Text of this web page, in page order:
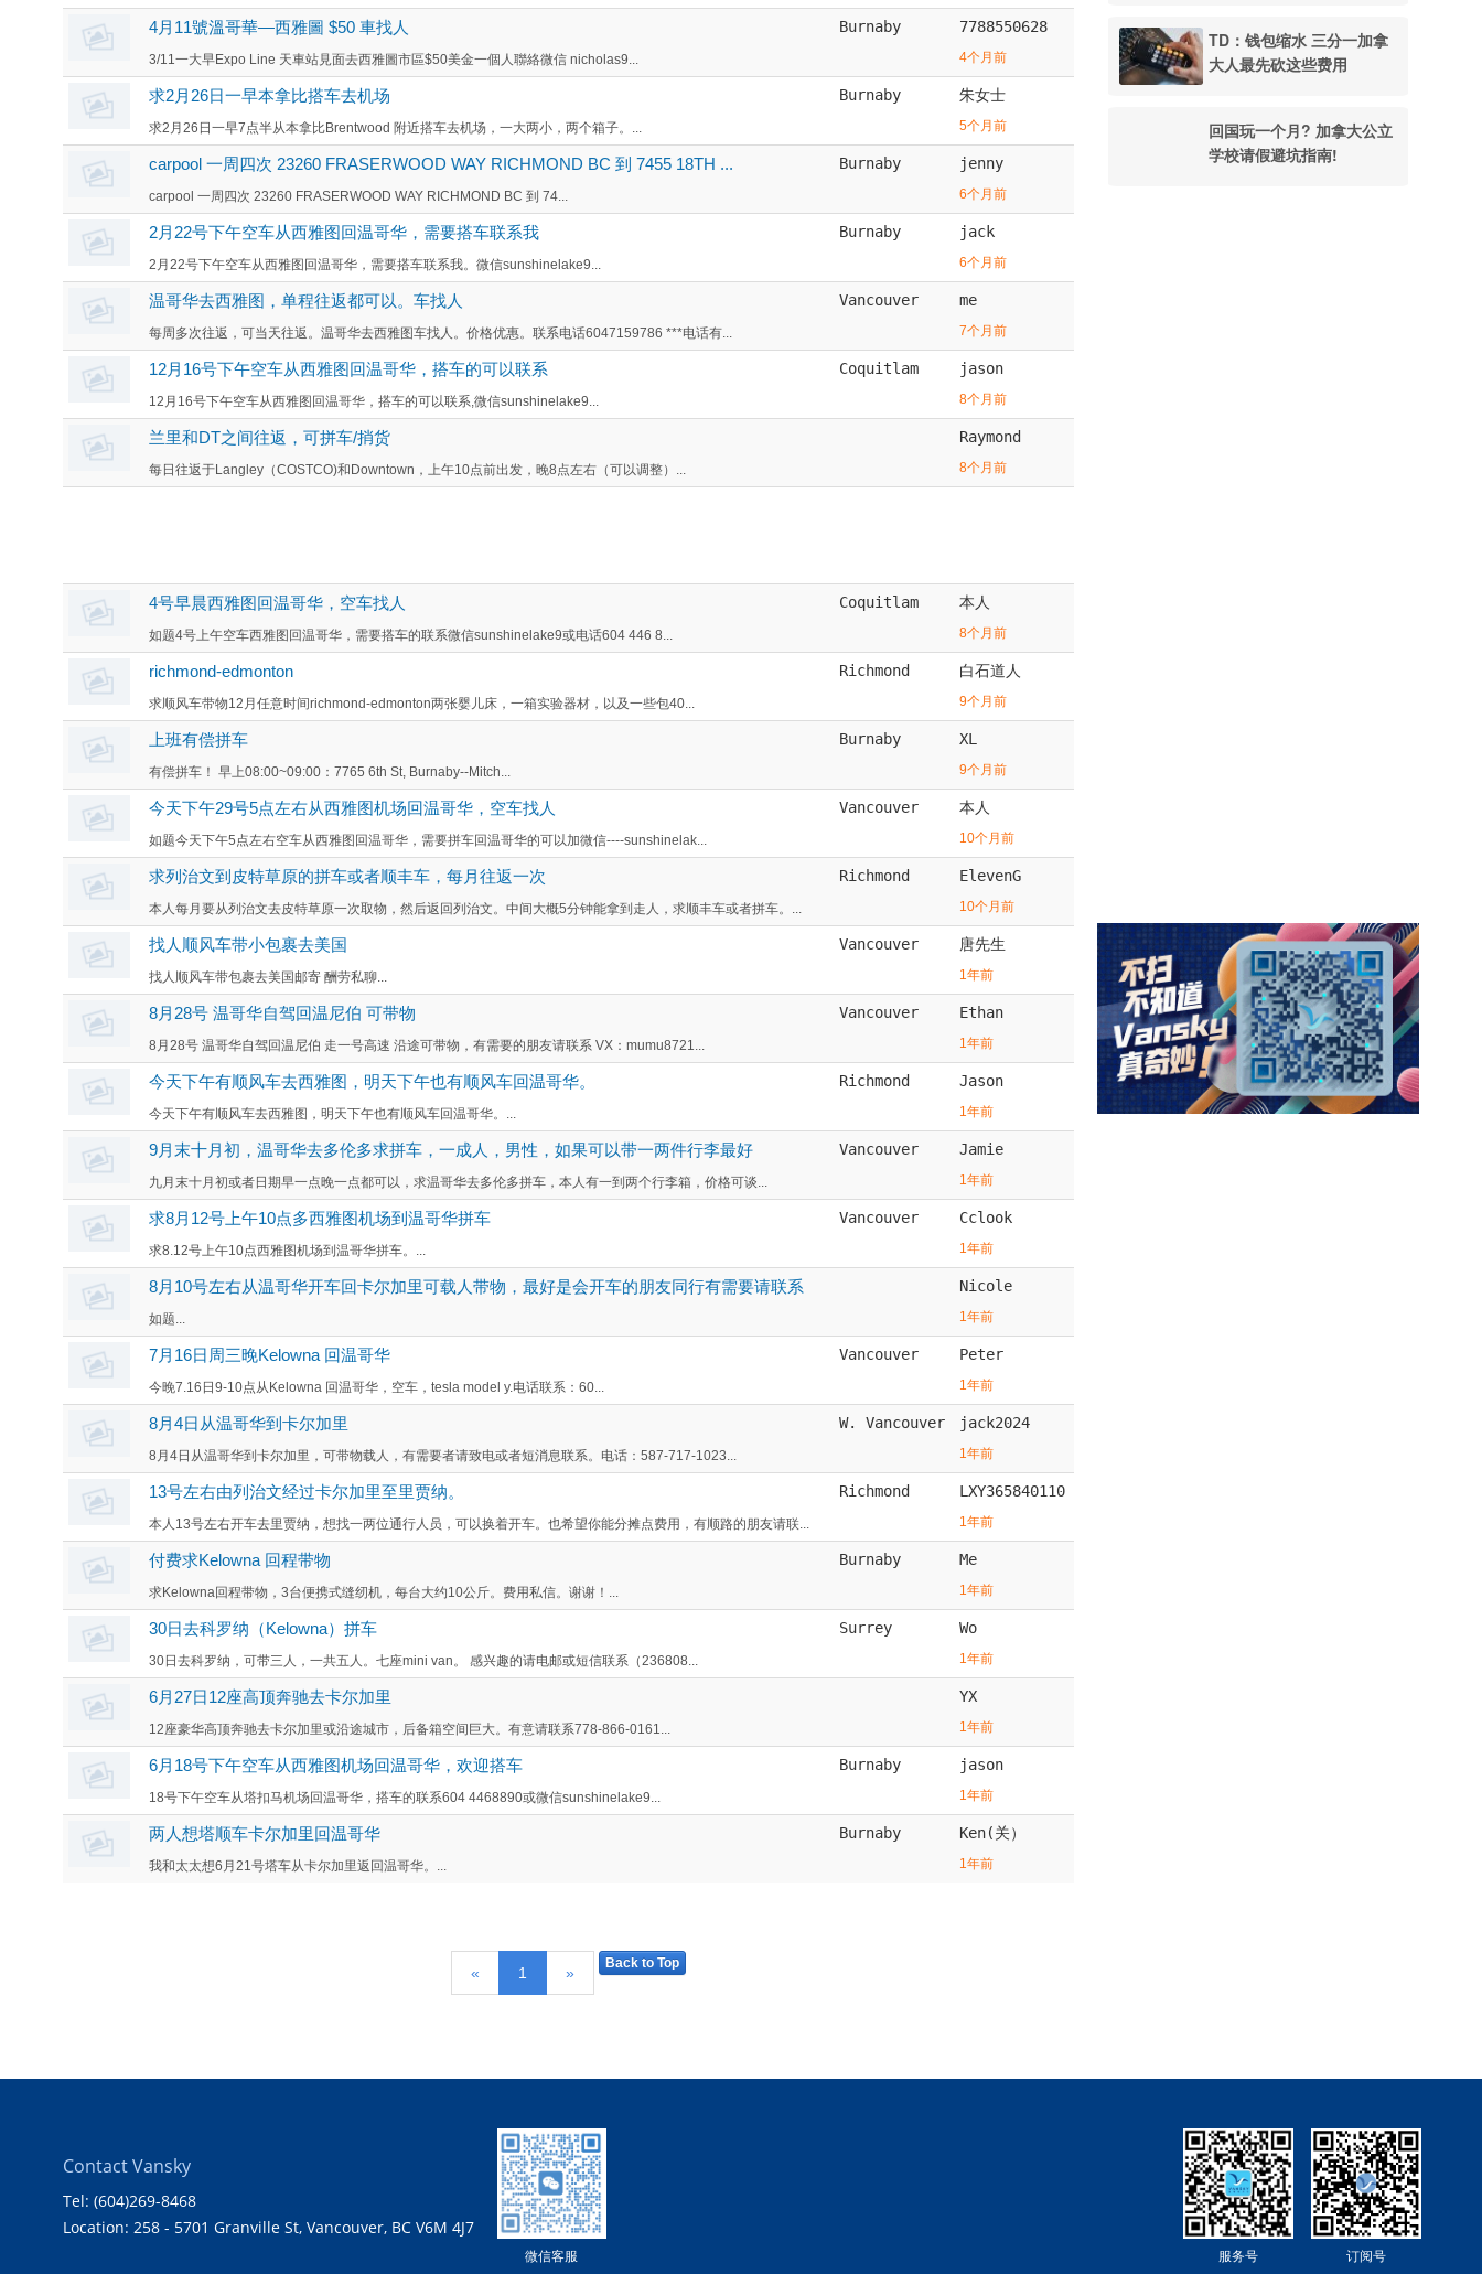
4月11號溫哥華—西雅圖 $50 車找人
3/11一大早Expo Line 天車站見面去西雅圖市區$50美金一個人聯絡微信 nicholas9...
Burnaby 7788550628
4个月前
求2月26日一早本拿比搭车去机场
求2月26日一早7点半从本拿比Brentwood 附近搭车去机场，一大两小，两个箱子。...
Burnaby 朱女士
5个月前
carpool 一周四次 23260 FRASERWOOD WAY RICHMOND BC 到 7455 18TH ...
carpool 一周四次 23260 FRASERWOOD WAY RICHMOND BC 到 74...
Burnaby jenny
6个月前
2月22号下午空车从西雅图回温哥华，需要搭车联系我
2月22号下午空车从西雅图回温哥华，需要搭车联系我。微信sunshinelake9...
Burnaby jack
6个月前
温哥华去西雅图，单程往返都可以。车找人
每周多次往返，可当天往返。温哥华去西雅图车找人。价格优惠。联系电话6047159786 ***电话有...
Vancouver me
7个月前
12月16号下午空车从西雅图回温哥华，搭车的可以联系
12月16号下午空车从西雅图回温哥华，搭车的可以联系,微信sunshinelake9...
Coquitlam jason
8个月前
兰里和DT之间往返，可拼车/捎货
每日往返于Langley（COSTCO)和Downtown，上午10点前出发，晚8点左右（可以调整）...
Raymond
8个月前
4号早晨西雅图回温哥华，空车找人
如题4号上午空车西雅图回温哥华，需要搭车的联系微信sunshinelake9或电话604 446 8...
Coquitlam 本人
8个月前
richmond-edmonton
求顺风车带物12月任意时间richmond-edmonton两张婴儿床，一箱实验器材，以及一些包40...
Richmond 白石道人
9个月前
上班有偿拼车
有偿拼车！ 早上08:00~09:00：7765 6th St, Burnaby--Mitch...
Burnaby XL
9个月前
今天下午29号5点左右从西雅图机场回温哥华，空车找人
如题今天下午5点左右空车从西雅图回温哥华，需要拼车回温哥华的可以加微信----sunshinelak...
Vancouver 本人
10个月前
求列治文到皮特草原的拼车或者顺丰车，每月往返一次
本人每月要从列治文去皮特草原一次取物，然后返回列治文。中间大概5分钟能拿到走人，求顺丰车或者拼车。...
Richmond ElevenG
10个月前
找人顺风车带小包裹去美国
找人顺风车带包裹去美国邮寄 酬劳私聊...
Vancouver 唐先生
1年前
8月28号 温哥华自驾回温尼伯 可带物
8月28号 温哥华自驾回温尼伯 走一号高速 沿途可带物，有需要的朋友请联系 VX：mumu8721...
Vancouver Ethan
1年前
今天下午有顺风车去西雅图，明天下午也有顺风车回温哥华。
今天下午有顺风车去西雅图，明天下午也有顺风车回温哥华。...
Richmond Jason
1年前
9月末十月初，温哥华去多伦多求拼车，一成人，男性，如果可以带一两件行李最好
九月末十月初或者日期早一点晚一点都可以，求温哥华去多伦多拼车，本人有一到两个行李箱，价格可谈...
Vancouver Jamie
1年前
求8月12号上午10点多西雅图机场到温哥华拼车
求8.12号上午10点西雅图机场到温哥华拼车。...
Vancouver Cclook
1年前
8月10号左右从温哥华开车回卡尔加里可载人带物，最好是会开车的朋友同行有需要请联系
如题...
Nicole
1年前
7月16日周三晚Kelowna 回温哥华
今晚7.16日9-10点从Kelowna 回温哥华，空车，tesla model y.电话联系：60...
Vancouver Peter
1年前
8月4日从温哥华到卡尔加里
8月4日从温哥华到卡尔加里，可带物载人，有需要者请致电或者短消息联系。电话：587-717-1023...
W. Vancouver jack2024
1年前
13号左右由列治文经过卡尔加里至里贾纳。
本人13号左右开车去里贾纳，想找一两位通行人员，可以换着开车。也希望你能分摊点费用，有顺路的朋友请联...
Richmond LXY365840110
1年前
付费求Kelowna 回程带物
求Kelowna回程带物，3台便携式缝纫机，每台大约10公斤。费用私信。谢谢！...
Burnaby Me
1年前
30日去科罗纳（Kelowna）拼车
30日去科罗纳，可带三人，一共五人。七座mini van。 感兴趣的请电邮或短信联系（236808...
Surrey Wo
1年前
6月27日12座高顶奔驰去卡尔加里
12座豪华高顶奔驰去卡尔加里或沿途城市，后备箱空间巨大。有意请联系778-866-0161...
YX
1年前
6月18号下午空车从西雅图机场回温哥华，欢迎搭车
18号下午空车从塔扣马机场回温哥华，搭车的联系604 4468890或微信sunshinelake9...
Burnaby jason
1年前
两人想塔顺车卡尔加里回温哥华
我和太太想6月21号塔车从卡尔加里返回温哥华。...
Burnaby Ken(关）
1年前
« 1 »
Back to Top
TD：钱包缩水 三分一加拿
大人最先砍这些费用
回国玩一个月? 加拿大公立
学校请假避坑指南!
Contact Vansky
Tel: (604)269-8468
Location: 258 - 5701 Granville St, Vancouver, BC V6M 4J7
微信客服 订阅号
服务号